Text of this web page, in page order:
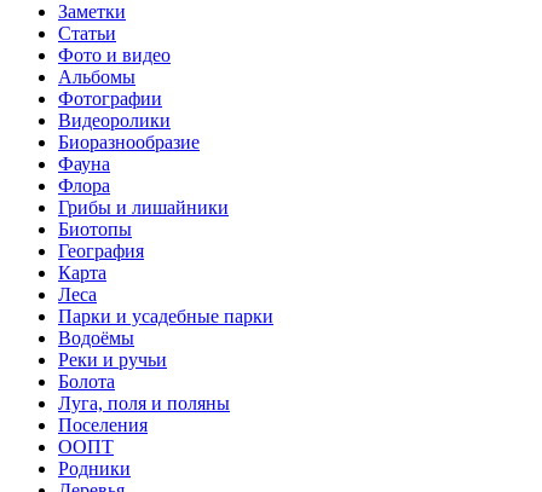
Заметки
Статьи
Фото и видео
Альбомы
Фотографии
Видеоролики
Биоразнообразие
Фауна
Флора
Грибы и лишайники
Биотопы
География
Карта
Леса
Парки и усадебные парки
Водоёмы
Реки и ручьи
Болота
Луга, поля и поляны
Поселения
ООПТ
Родники